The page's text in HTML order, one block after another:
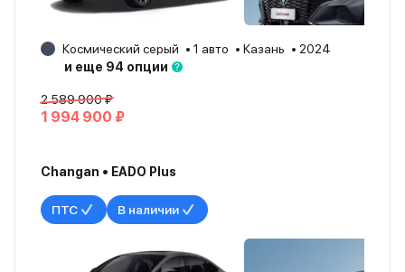
Космический серый 1 авто Казань
2024
и еще 94 опции
2 589 900 ₽
1 994 900 ₽
Changan • EADO Plus
ПТС В наличии